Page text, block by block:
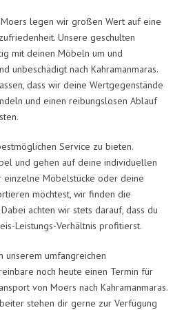
legen wir großen Wert auf eine
Unsere geschulten
mit deinen Möbeln um und
unbeschädigt nach Kahramanmaras.
dass wir deine Wertgegenstände
und einen reibungslosen Ablauf
Service zu bieten.
und gehen auf deine individuellen
einzelne Möbelstücke oder deine
möchtest, wir finden die
achten wir stets darauf, dass du
Leistungs-Verhältnis profitierst.
unserem umfangreichen
noch heute einen Termin für
von Moers nach Kahramanmaras.
stehen dir gerne zur Verfügung